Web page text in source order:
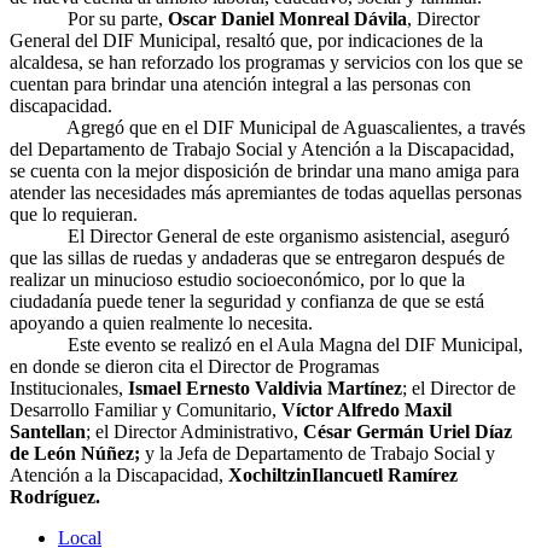
Por su parte, Oscar Daniel Monreal Dávila, Director
General del DIF Municipal, resaltó que, por indicaciones de la
alcaldesa, se han reforzado los programas y servicios con los que se
cuentan para brindar una atención integral a las personas con
discapacidad.
Agregó que en el DIF Municipal de Aguascalientes, a través
del Departamento de Trabajo Social y Atención a la Discapacidad,
se cuenta con la mejor disposición de brindar una mano amiga para
atender las necesidades más apremiantes de todas aquellas personas
que lo requieran.
El Director General de este organismo asistencial, aseguró
que las sillas de ruedas y andaderas que se entregaron después de
realizar un minucioso estudio socioeconómico, por lo que la
ciudadanía puede tener la seguridad y confianza de que se está
apoyando a quien realmente lo necesita.
Este evento se realizó en el Aula Magna del DIF Municipal,
en donde se dieron cita el Director de Programas
Institucionales, Ismael Ernesto Valdivia Martínez; el Director de
Desarrollo Familiar y Comunitario, Víctor Alfredo Maxil
Santellan; el Director Administrativo, César Germán Uriel Díaz
de León Núñez; y la Jefa de Departamento de Trabajo Social y
Atención a la Discapacidad, XochiltzinIlancuetl Ramírez
Rodríguez.
Local